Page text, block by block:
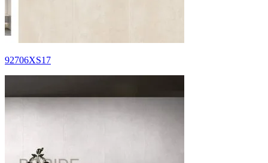
92706XS17